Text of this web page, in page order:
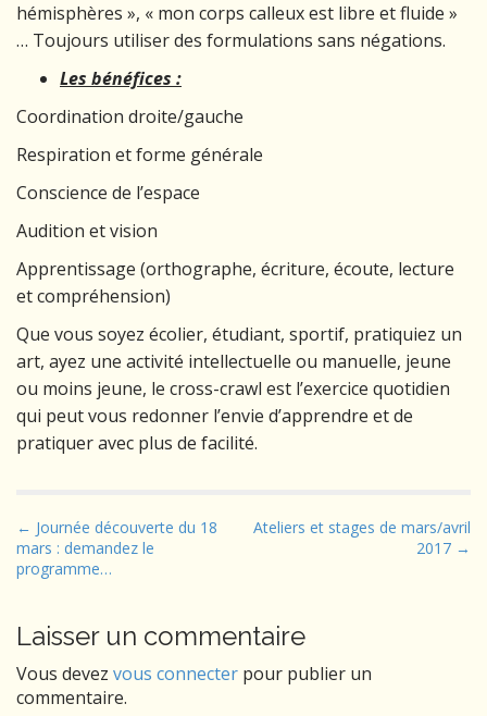
hémisphères », « mon corps calleux est libre et fluide »
… Toujours utiliser des formulations sans négations.
Les bénéfices :
Coordination droite/gauche
Respiration et forme générale
Conscience de l’espace
Audition et vision
Apprentissage (orthographe, écriture, écoute, lecture
et compréhension)
Que vous soyez écolier, étudiant, sportif, pratiquiez un
art, ayez une activité intellectuelle ou manuelle, jeune
ou moins jeune, le cross-crawl est l’exercice quotidien
qui peut vous redonner l’envie d’apprendre et de
pratiquer avec plus de facilité.
P
o
s
n
a
v
← Journée découverte du 18
mars : demandez le
programme…
Ateliers et stages de mars/avril
2017 →
Laisser un commentaire
Vous devez vous connecter pour publier un
commentaire.